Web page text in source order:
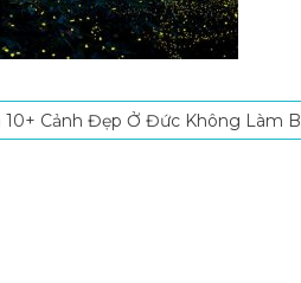
Cảnh Đẹp Ở Đức Không Làm Bạn Thất Vọng